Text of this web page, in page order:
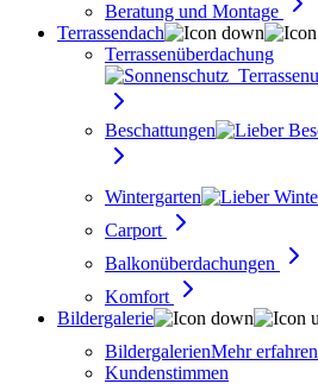
Beratung und Montage
Terrassendach
Terrassenüberdachung
Beschattungen
Wintergarten
Carport
Balkonüberdachungen
Komfort
Bildergalerie
BildergalerienMehr erfahren
Kundenstimmen